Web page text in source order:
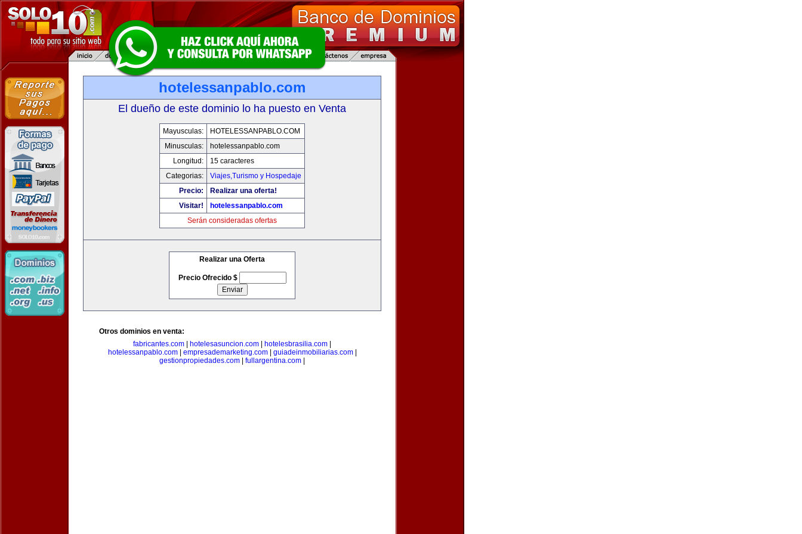
hotelessanpablo.com
El dueño de este dominio lo ha puesto en Venta
Mayusculas:
HOTELESSANPABLO.COM
Minusculas:
hotelessanpablo.com
Longitud:
15 caracteres
Categorias:
Viajes,Turismo y Hospedaje
Precio:
Realizar una oferta!
Visitar!
hotelessanpablo.com
Serán consideradas ofertas
Realizar una Oferta
Precio Ofrecido $
Otros dominios en venta:
fabricantes.com
hotelesasuncion.com hotelesbrasilia.com
hotelessanpablo.com| empresademarketing.com| guiadeinmobiliarias.com|
gestionpropiedades.com
fullargentina.com